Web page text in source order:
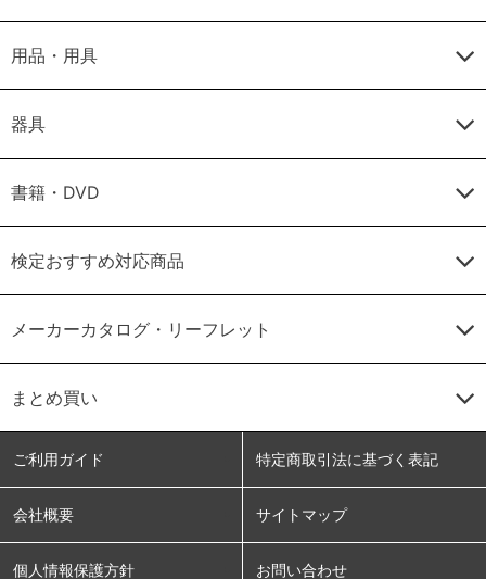
用品・用具
器具
書籍・DVD
検定おすすめ対応商品
メーカーカタログ・リーフレット
まとめ買い
ご利用ガイド 特定商取引法に基づく表記
会社概要 サイトマップ
個人情報保護方針 お問い合わせ